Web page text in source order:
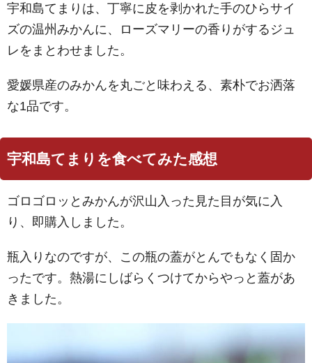
宇和島てまりは、丁寧に皮を剥かれた手のひらサイ
ズの温州みかんに、ローズマリーの香りがするジュ
レをまとわせました。
愛媛県産のみかんを丸ごと味わえる、素朴でお洒落
な1品です。
宇和島てまりを食べてみた感想
ゴロゴロッとみかんが沢山入った見た目が気に入
り、即購入しました。
瓶入りなのですが、この瓶の蓋がとんでもなく固か
ったです。熱湯にしばらくつけてからやっと蓋があ
きました。